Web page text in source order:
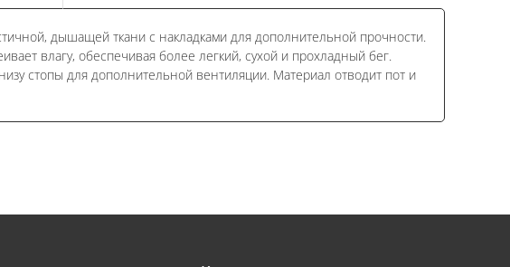
дышащей ткани с накладками для дополнительной прочности.
влагу, обеспечивая более легкий, сухой и прохладный бег.
стопы для дополнительной вентиляции. Материал отводит пот и